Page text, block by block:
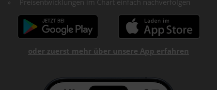
oder zuerst mehr über unsere App erfahren